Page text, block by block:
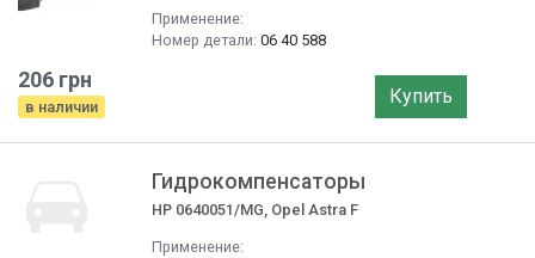
Применение:
Номер детали: 06 40 588
206 грн
в наличии Купить
Гидрокомпенсаторы
HP 0640051/MG, Opel Astra F
Применение: